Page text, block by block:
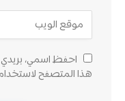
احفظ اسمي، بريدي
هذا المتصفح